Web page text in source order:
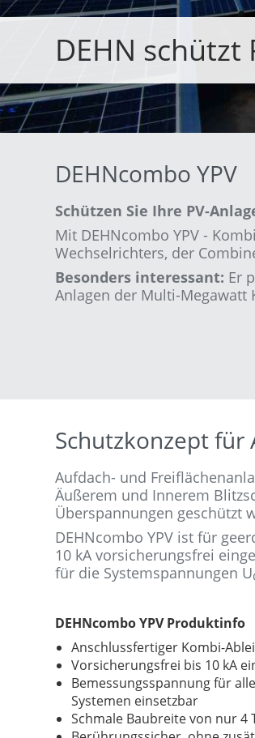
DEHN schützt
DEHNcombo YPV
Schützen Sie Ihre PV-
Mit DEHNcombo YPV -
Wechselrichters, der
Besonders interessant: Er
Anlagen der Multi-Megawatt
Schutzkonzept für
Aufdach- und
Äußerem und Innerem
Überspannungen geschützt
DEHNcombo YPV ist für
10 kA vorsicherungsfrei
für die Systemspannungen U
DEHNcombo YPV Produktinfo
Anschlussfertiger Kombi-
Vorsicherungsfrei bis 10 kA
Bemessungsspannung für
Systemen einsetzbar
Schmale Baubreite von nur 4